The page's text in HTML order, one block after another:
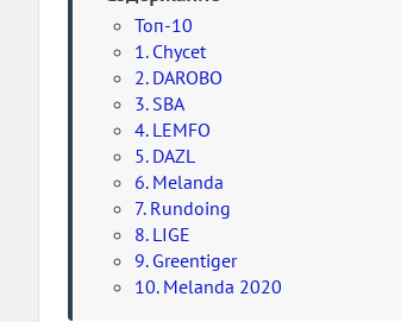
Топ-10
1. Chycet
2. DAROBO
3. SBA
4. LEMFO
5. DAZL
6. Melanda
7. Rundoing
8. LIGE
9. Greentiger
10. Melanda 2020